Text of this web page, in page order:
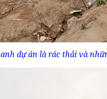
dự án là rác thải và